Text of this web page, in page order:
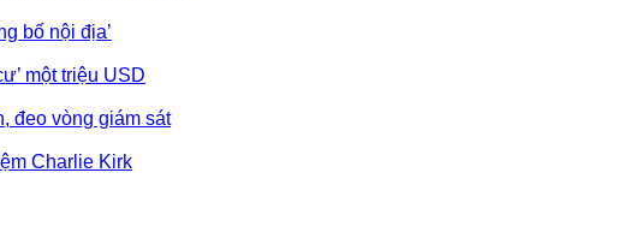
bố nội địa’
một triệu USD
đeo vòng giám sát
Charlie Kirk